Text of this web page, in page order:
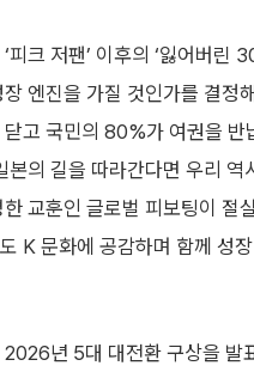
피크 저팬’ 이후의 ‘잃어버린
엔진을 가질 것인가를 결정
고 국민의 80%가 여권을 반
본의 길을 따라간다면 우리
교훈인 글로벌 피보팅이 절
K 문화에 공감하며 함께 성
2026년 5대 대전환 구상을 발